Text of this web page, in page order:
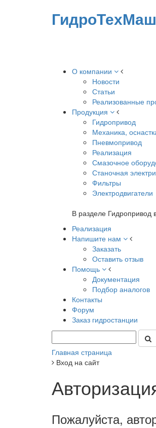
ГидроТехМаш
О компании
Новости
Статьи
Реализованные
Продукция
Гидропривод
Механика,
Пневмопривод
Реализация
Смазочное
Станочная
Фильтры
Электродвигатели
В разделе Гидропривод
Реализация
Напишите нам
Заказать
Оставить отзыв
Помощь
Документация
Подбор аналогов
Контакты
Форум
Заказ гидростанции
Главная страница
Вход на сайт
Пожалуйста,